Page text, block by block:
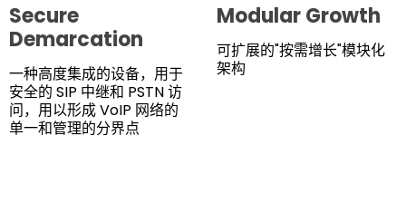
Secure
Demarcation
一种高度集成的设备，用于
安全的 SIP 中继和 PSTN 访
问，用以形成 VoIP 网络的
单一和管理的分界点
Modular Growth
可扩展的"按需增长"模块化
架构